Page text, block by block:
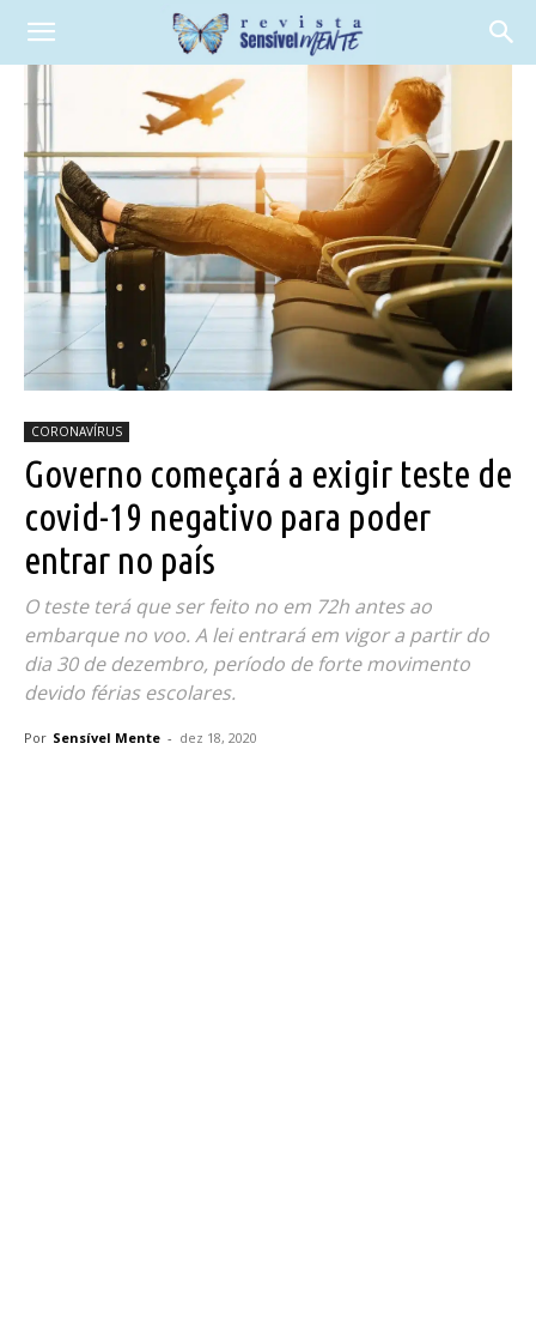
CORONAVÍRUS
Governo começará a exigir teste de
covid-19 negativo para poder
entrar no país
O teste terá que ser feito no em 72h antes ao
embarque no voo. A lei entrará em vigor a partir do
dia 30 de dezembro, período de forte movimento
devido férias escolares.
Por Sensível Mente - dez 18, 2020